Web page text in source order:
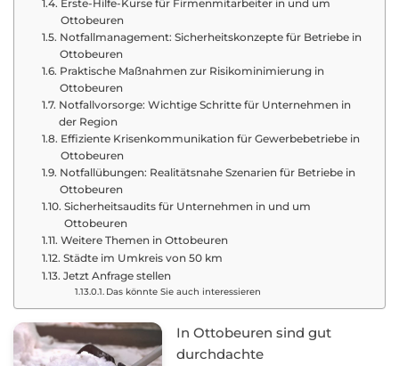
Erste-Hilfe-Kurse für Firmenmitarbeiter in und um
Ottobeuren
Notfallmanagement: Sicherheitskonzepte für Betriebe in
Ottobeuren
Praktische Maßnahmen zur Risikominimierung in
Ottobeuren
Notfallvorsorge: Wichtige Schritte für Unternehmen in
der Region
Effiziente Krisenkommunikation für Gewerbebetriebe in
Ottobeuren
Notfallübungen: Realitätsnahe Szenarien für Betriebe in
Ottobeuren
Sicherheitsaudits für Unternehmen in und um
Ottobeuren
Weitere Themen in Ottobeuren
Städte im Umkreis von 50 km
Jetzt Anfrage stellen
Das könnte Sie auch interessieren
In Ottobeuren sind gut
durchdachte